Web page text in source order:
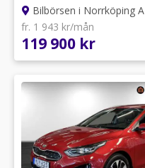
Bilbörsen i Norrköping
fr. 1 943 kr/mån
119 900 kr